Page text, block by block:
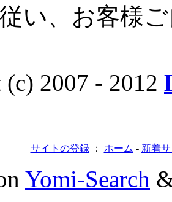
い、お客様
2007 - 2012
サイトの登録： ホーム - 新着
Yomi-Search